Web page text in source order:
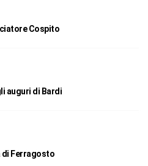
Cospito
auguri di Bardi
di Ferragosto